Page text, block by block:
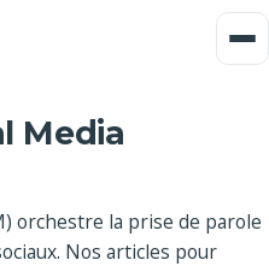
Media
orchestre la prise de parole
Nos articles pour